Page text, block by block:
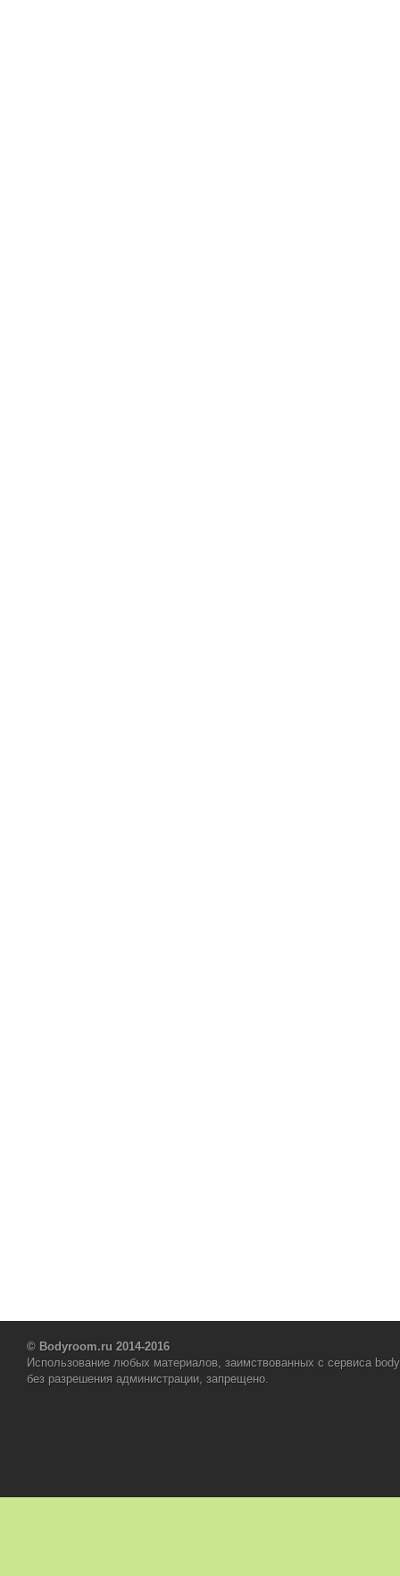
© Bodyroom.ru 2014-2016
Использование любых материалов, заимствованных с сервиса
без разрешения администрации, запрещено.